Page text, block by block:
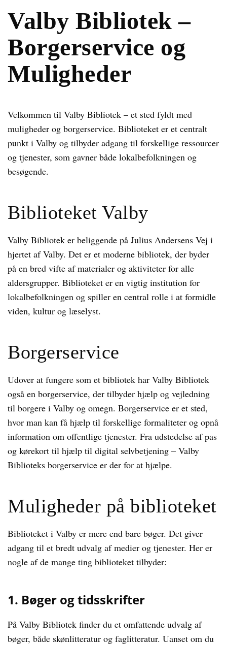
Valby Bibliotek –
Borgerservice og
Muligheder
Velkommen til Valby Bibliotek – et sted fyldt med
muligheder og borgerservice. Biblioteket er et centralt
punkt i Valby og tilbyder adgang til forskellige ressourcer
og tjenester, som gavner både lokalbefolkningen og
besøgende.
Biblioteket Valby
Valby Bibliotek er beliggende på Julius Andersens Vej i
hjertet af Valby. Det er et moderne bibliotek, der byder
på en bred vifte af materialer og aktiviteter for alle
aldersgrupper. Biblioteket er en vigtig institution for
lokalbefolkningen og spiller en central rolle i at formidle
viden, kultur og læselyst.
Borgerservice
Udover at fungere som et bibliotek har Valby Bibliotek
også en borgerservice, der tilbyder hjælp og vejledning
til borgere i Valby og omegn. Borgerservice er et sted,
hvor man kan få hjælp til forskellige formaliteter og opnå
information om offentlige tjenester. Fra udstedelse af pas
og kørekort til hjælp til digital selvbetjening – Valby
Biblioteks borgerservice er der for at hjælpe.
Muligheder på biblioteket
Biblioteket i Valby er mere end bare bøger. Det giver
adgang til et bredt udvalg af medier og tjenester. Her er
nogle af de mange ting biblioteket tilbyder:
1. Bøger og tidsskrifter
På Valby Bibliotek finder du et omfattende udvalg af
bøger, både skønlitteratur og faglitteratur. Uanset om du